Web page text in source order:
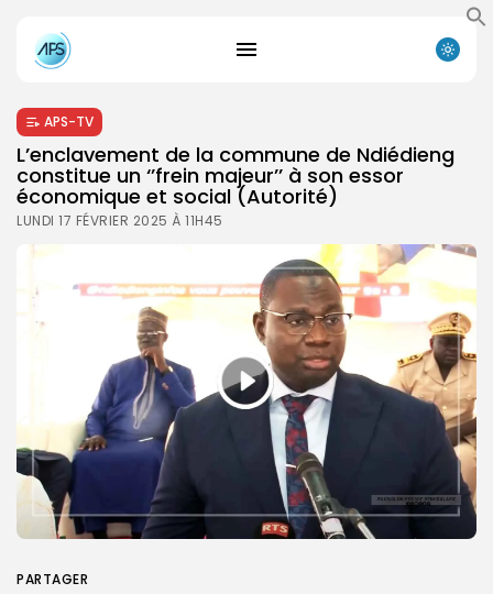
APS-TV
L’enclavement de la commune de Ndiédieng
constitue un ‘’frein majeur’’ à son essor
économique et social (Autorité)
LUNDI 17 FÉVRIER 2025 À 11H45
PARTAGER